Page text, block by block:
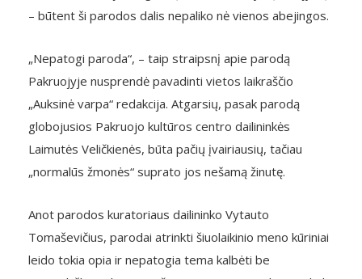
– būtent ši parodos dalis nepaliko nė vienos abejingos.
„Nepatogi paroda“, – taip straipsnį apie parodą
Pakruojyje nusprendė pavadinti vietos laikraščio
„Auksinė varpa“ redakcija. Atgarsių, pasak parodą
globojusios Pakruojo kultūros centro dailininkės
Laimutės Veličkienės, būta pačių įvairiausių, tačiau
„normalūs žmonės“ suprato jos nešamą žinutę.
Anot parodos kuratoriaus dailininko Vytauto
Tomaševičius, parodai atrinkti šiuolaikinio meno kūriniai
leido tokia opia ir nepatogia tema kalbėti be